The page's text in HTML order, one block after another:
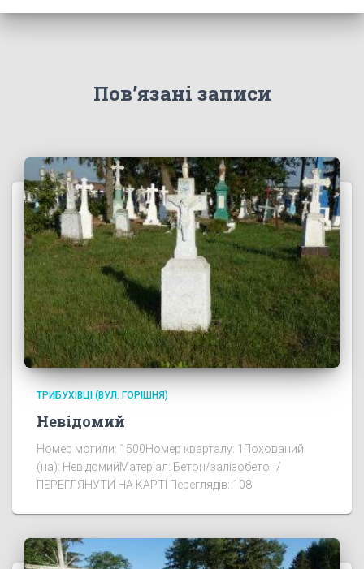
Пов’язані записи
ТРИБУХІВЦІ (ВУЛ. ГОРІШНЯ)
Невідомий
Номер могили: 1500Номер кварталу: 1Похований
(на): НевідомийМатеріал: Бетон/залізобетон/
ПЕРЕГЛЯНУТИ НА КАРТІ Переглядів: 108